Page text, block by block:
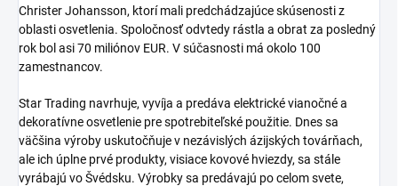
Christer Johansson, ktorí mali predchádzajúce skúsenosti z
oblasti osvetlenia. Spoločnosť odvtedy rástla a obrat za posledný
rok bol asi 70 miliónov EUR. V súčasnosti má okolo 100
zamestnancov.
Star Trading navrhuje, vyvíja a predáva elektrické vianočné a
dekoratívne osvetlenie pre spotrebiteľské použitie. Dnes sa
väčšina výroby uskutočňuje v nezávislých ázijských továrňach,
ale ich úplne prvé produkty, visiace kovové hviezdy, sa stále
vyrábajú vo Švédsku. Výrobky sa predávajú po celom svete,